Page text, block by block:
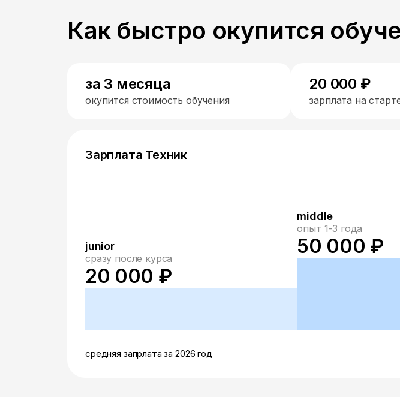
Как быстро окупится
за 3 месяца
окупится стоимость обучения
20 000 ₽
зарплата на
Зарплата Техник
junior
сразу после курса
20 000 ₽
middle
опыт 1-3 года
50 000 ₽
средняя запрлата за 2026 год